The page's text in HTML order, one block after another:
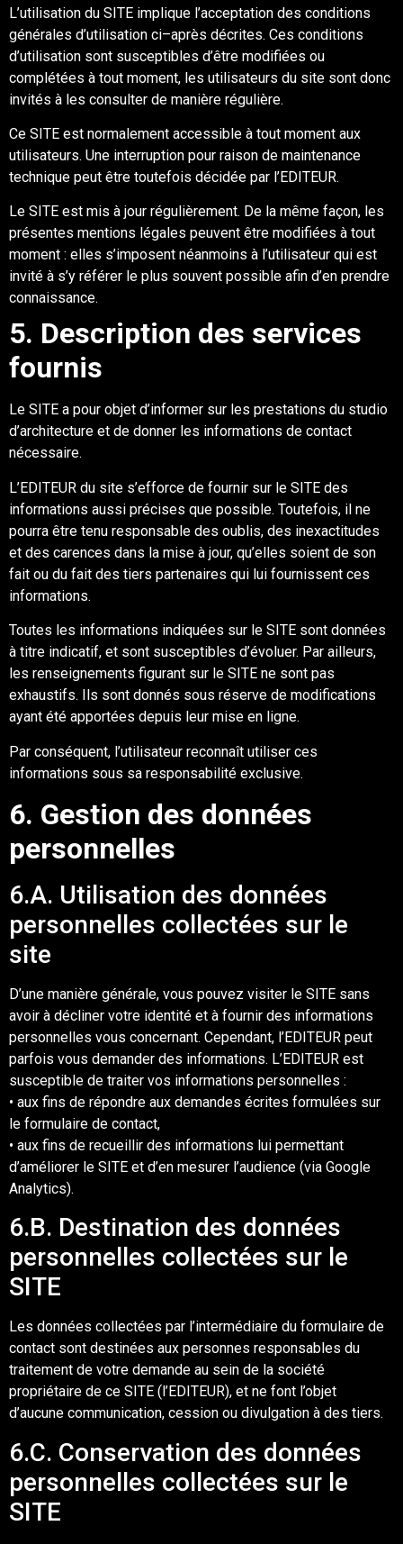
L’utilisation du SITE implique l’acceptation des conditions
générales d’utilisation ci–après décrites. Ces conditions
d’utilisation sont susceptibles d’être modifiées ou
complétées à tout moment, les utilisateurs du site sont donc
invités à les consulter de manière régulière.
Ce SITE est normalement accessible à tout moment aux
utilisateurs. Une interruption pour raison de maintenance
technique peut être toutefois décidée par l’EDITEUR.
Le SITE est mis à jour régulièrement. De la même façon, les
présentes mentions légales peuvent être modifiées à tout
moment : elles s’imposent néanmoins à l’utilisateur qui est
invité à s’y référer le plus souvent possible afin d’en prendre
connaissance.
5. Description des services
fournis
Le SITE a pour objet d’informer sur les prestations du studio
d’architecture et de donner les informations de contact
nécessaire.
L’EDITEUR du site s’efforce de fournir sur le SITE des
informations aussi précises que possible. Toutefois, il ne
pourra être tenu responsable des oublis, des inexactitudes
et des carences dans la mise à jour, qu’elles soient de son
fait ou du fait des tiers partenaires qui lui fournissent ces
informations.
Toutes les informations indiquées sur le SITE sont données
à titre indicatif, et sont susceptibles d’évoluer. Par ailleurs,
les renseignements figurant sur le SITE ne sont pas
exhaustifs. Ils sont donnés sous réserve de modifications
ayant été apportées depuis leur mise en ligne.
Par conséquent, l’utilisateur reconnaît utiliser ces
informations sous sa responsabilité exclusive.
6. Gestion des données
personnelles
6.A. Utilisation des données
personnelles collectées sur le
site
D’une manière générale, vous pouvez visiter le SITE sans
avoir à décliner votre identité et à fournir des informations
personnelles vous concernant. Cependant, l’EDITEUR peut
parfois vous demander des informations. L’EDITEUR est
susceptible de traiter vos informations personnelles :
• aux fins de répondre aux demandes écrites formulées sur
le formulaire de contact,
• aux fins de recueillir des informations lui permettant
d’améliorer le SITE et d’en mesurer l’audience (via Google
Analytics).
6.B. Destination des données
personnelles collectées sur le
SITE
Les données collectées par l’intermédiaire du formulaire de
contact sont destinées aux personnes responsables du
traitement de votre demande au sein de la société
propriétaire de ce SITE (l ’EDITEUR), et ne font l’objet
d’aucune communication, cession ou divulgation à des tiers.
6.C. Conservation des données
personnelles collectées sur le
SITE